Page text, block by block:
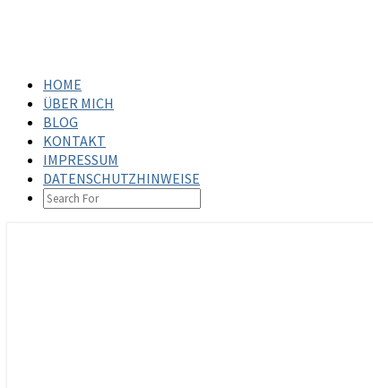
HOME
ÜBER MICH
BLOG
KONTAKT
IMPRESSUM
DATENSCHUTZHINWEISE
SEARCH